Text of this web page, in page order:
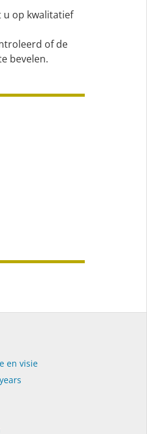
u op kwalitatief
of de
bevelen.
en visie